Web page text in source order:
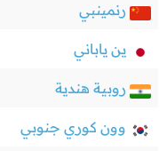
رنمينبي
ين ياباني
روبية هندية
وون كوري جنوبي